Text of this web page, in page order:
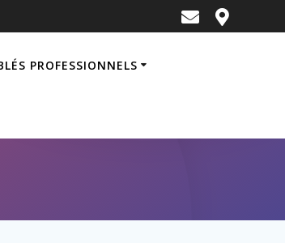
PROFESSIONNELS